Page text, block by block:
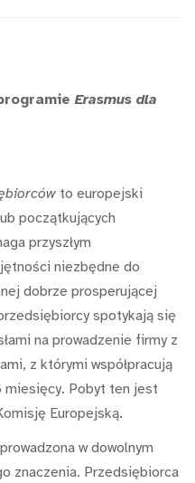
Erasmus dla
to europejski
początkujących
przyszłym
niezbędne do
dobrze prosperującej
spotykają się
na prowadzenie firmy z
z którymi współpracują
miesięcy. Pobyt ten jest
Europejską.
w dowolnym
znaczenia. Przedsiębiorca